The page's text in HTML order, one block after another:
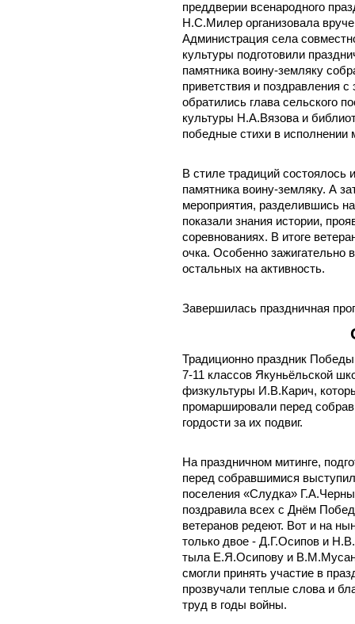
преддверии всенародного
Н.С.Милер организовала
Администрация села
культуры подготовили
памятника воину-земляку
приветствия и поздравления
обратились глава сельского
культуры Н.А.Вязова и
победные стихи в исполнении
В стиле традиций состоялось
памятника воину-земляку. А
мероприятия, разделившись
показали знания истории,
соревнованиях. В итоге
очка. Особенно зажигательно
остальных на активность.
Завершилась праздничная
Традиционно праздник
7-11 классов Якуньёльской
физкультуры И.В.Карич,
промаршировали перед
гордости за их подвиг.
На праздничном митинге,
перед собравшимися
поселения «Слудка»
поздравила всех с Днём
ветеранов редеют. Вот и на
только двое - Д.Г.Осипов и
тыла Е.Я.Осипову и
смогли принять участие в
прозвучали теплые слова и
труд в годы войны.